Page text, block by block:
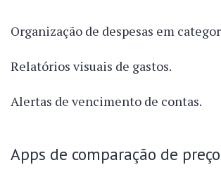
Organização de despesas em
Relatórios visuais de gastos.
Alertas de vencimento de contas.
Apps de comparação de